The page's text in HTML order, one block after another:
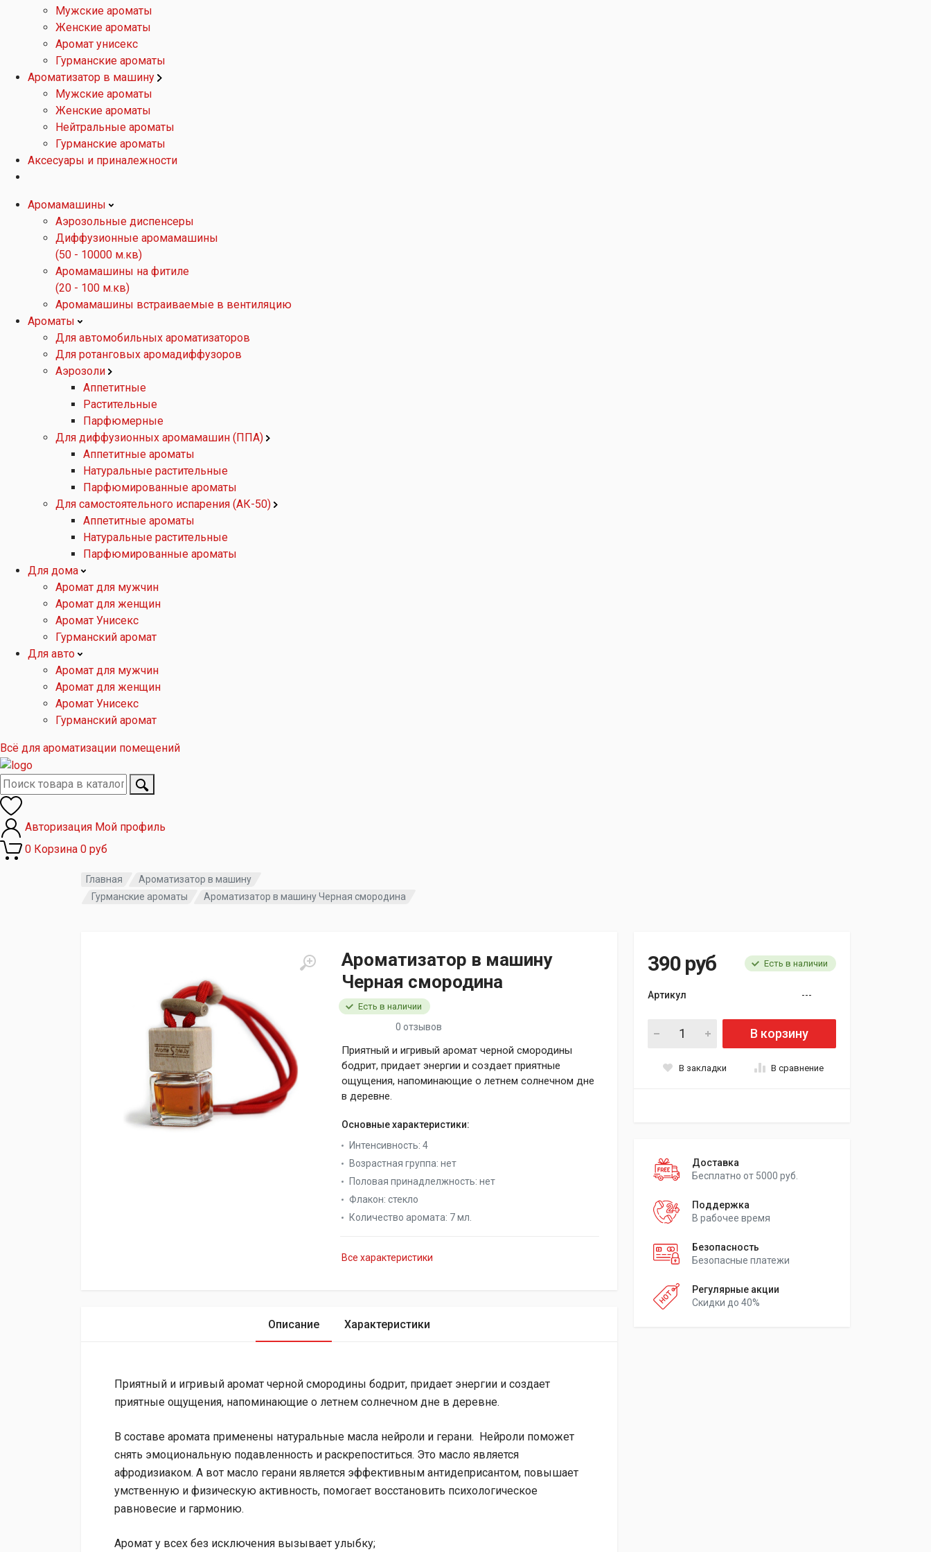
Мужские ароматы
Женские ароматы
Аромат унисекс
Гурманские ароматы
Ароматизатор в машину
Мужские ароматы
Женские ароматы
Нейтральные ароматы
Гурманские ароматы
Аксесуары и приналежности
Аромамашины
Аэрозольные диспенсеры
Диффузионные аромамашины
(50 - 10000 м.кв)
Аромамашины на фитиле
(20 - 100 м.кв)
Аромамашины встраиваемые в вентиляцию
Ароматы
Для автомобильных ароматизаторов
Для ротанговых аромадиффузоров
Аэрозоли
Аппетитные
Растительные
Парфюмерные
Для диффузионных аромамашин (ППА)
Аппетитные ароматы
Натуральные растительные
Парфюмированные ароматы
Для самостоятельного испарения (АК-50)
Аппетитные ароматы
Натуральные растительные
Парфюмированные ароматы
Для дома
Аромат для мужчин
Аромат для женщин
Аромат Унисекс
Гурманский аромат
Для авто
Аромат для мужчин
Аромат для женщин
Аромат Унисекс
Гурманский аромат
Всё для ароматизации помещений
Авторизация Мой профиль
0 Корзина 0 руб
Главная
Ароматизатор в машину
Гурманские ароматы
Ароматизатор в машину Черная смородина
Ароматизатор в машину
Черная смородина
0 отзывов
Есть в наличии
Приятный и игривый аромат черной смородины
бодрит, придает энергии и создает приятные
ощущения, напоминающие о летнем солнечном дне
в деревне.
Основные характеристики:
Интенсивность: 4
Возрастная группа: нет
Половая принадлелжность: нет
Флакон: стекло
Количество аромата: 7 мл.
Все характеристики
390 руб Есть в наличии
Артикул ---
В корзину
В закладки В сравнение
Доставка
Бесплатно от 5000 руб.
Поддержка
В рабочее время
Безопасность
Безопасные платежи
Регулярные акции
Скидки до 40%
Описание Характеристики
Приятный и игривый аромат черной смородины бодрит, придает энергии и создает
приятные ощущения, напоминающие о летнем солнечном дне в деревне.
В составе аромата применены натуральные масла нейроли и герани. Нейроли поможет
снять эмоциональную подавленность и раскрепоститься. Это масло является
афродизиаком. А вот масло герани является эффективным антидеприсантом, повышает
умственную и физическую активность, помогает восстановить психологическое
равновесие и гармонию.
Аромат у всех без исключения вызывает улыбку;